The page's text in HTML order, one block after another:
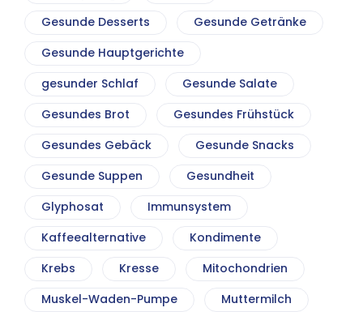
Gesunde Desserts
Gesunde Getränke
Gesunde Hauptgerichte
gesunder Schlaf
Gesunde Salate
Gesundes Brot
Gesundes Frühstück
Gesundes Gebäck
Gesunde Snacks
Gesunde Suppen
Gesundheit
Glyphosat
Immunsystem
Kaffeealternative
Kondimente
Krebs
Kresse
Mitochondrien
Muskel-Waden-Pumpe
Muttermilch